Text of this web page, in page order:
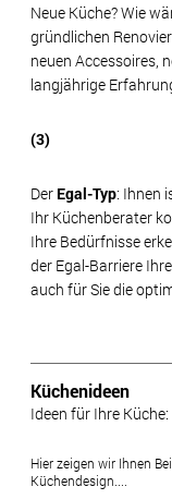
Neue Küche? Wie
gründlichen
neuen Accessoires,
langjährige
(3)
Der Egal-Typ: Ihnen
Ihr Küchenberater
Ihre Bedürfnisse
der Egal-Barriere
auch für Sie die
Küchenideen
Ideen für Ihre
Hier zeigen wir Ihnen
Küchendesign....